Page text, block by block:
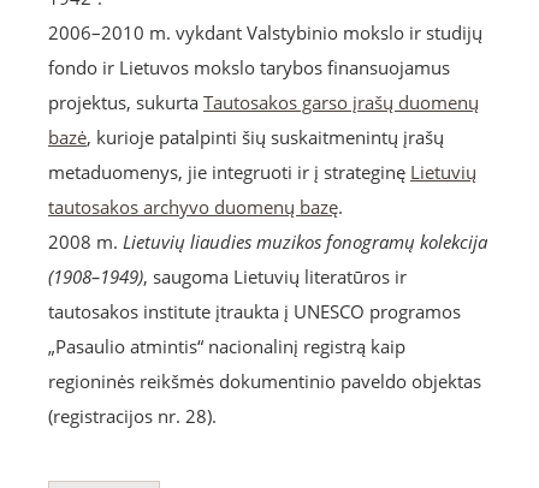
2006–2010 m. vykdant Valstybinio mokslo ir studijų
fondo ir Lietuvos mokslo tarybos finansuojamus
projektus, sukurta Tautosakos garso įrašų duomenų
bazė, kurioje patalpinti šių suskaitmenintų įrašų
metaduomenys, jie integruoti ir į strateginę Lietuvių
tautosakos archyvo duomenų bazę.
2008 m. Lietuvių liaudies muzikos fonogramų kolekcija
(1908–1949), saugoma Lietuvių literatūros ir
tautosakos institute įtraukta į UNESCO programos
„Pasaulio atmintis“ nacionalinį registrą kaip
regioninės reikšmės dokumentinio paveldo objektas
(registracijos nr. 28).